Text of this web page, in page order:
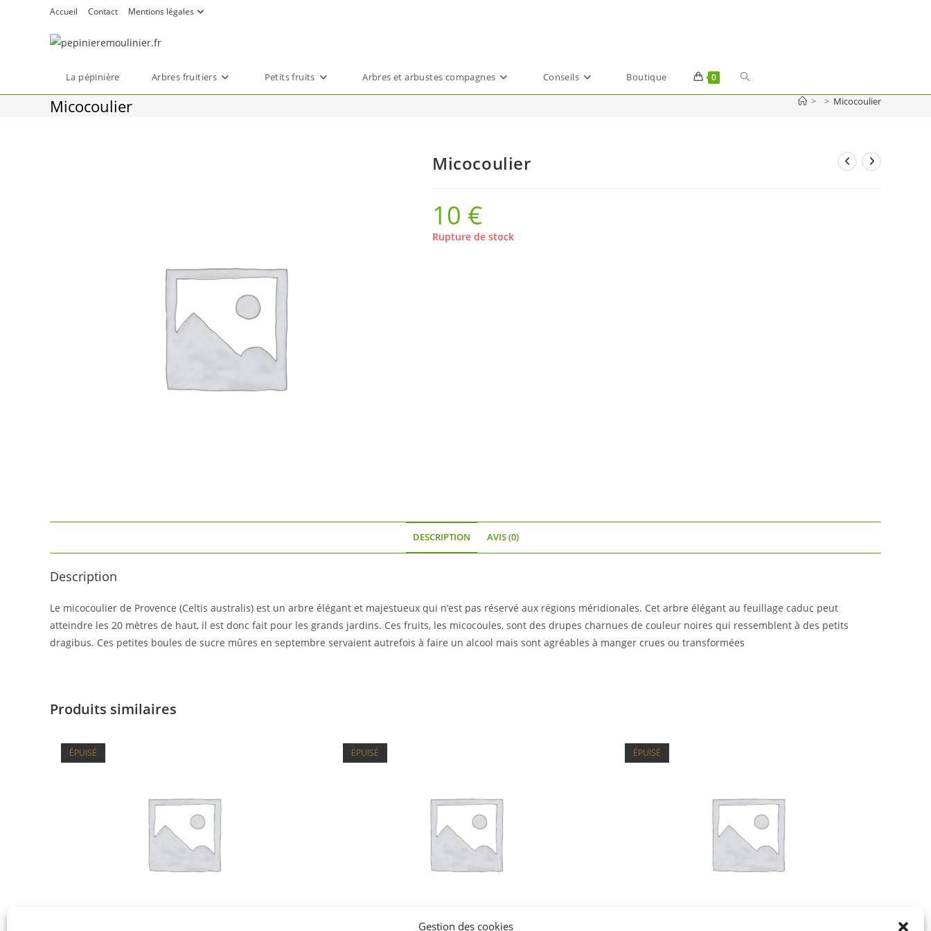
Gestion des cookies
Accueil Contact Mentions légales
La pépinière Arbres fruitiers Petits fruits Arbres et arbustes compagnes Conseils Boutique 0 Toggle
Micocoulier > > Micocoulier
Micocoulier
10 €
Rupture de stock
DESCRIPTION AVIS (0)
Description
Le micocoulier de Provence (Celtis australis) est un arbre élégant et majestueux qui n’est pas réservé aux régions méridionales. Cet arbre élégant au feuillage caduc peut
atteindre les 20 mètres de haut, il est donc fait pour les grands jardins. Ces fruits, les micocoules, sont des drupes charnues de couleur noires qui ressemblent à des petits
dragibus. Ces petites boules de sucre mûres en septembre servaient autrefois à faire un alcool mais sont agréables à manger crues ou transformées
Produits similaires
ÉPUISÉ ÉPUISÉ ÉPUISÉ